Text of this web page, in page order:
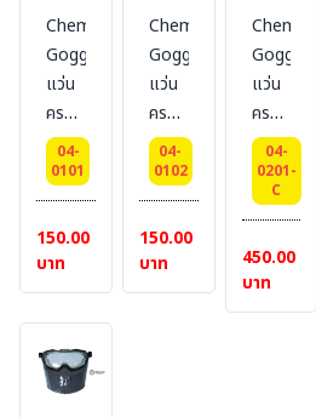
Chem
Goggle01
แว่น
ครอบ
ตา
เลนส์
ใส
ป้องกัน
ฝ้า
สาร
เคมี
ไม่มี
วาล์ว
04-
0101
150.00
บาท
Chem
Goggle02
แว่น
ครอบ
ตา
เลนส์
ใส
ป้องกัน
ฝ้า
สาร
04-
0102
150.00
บาท
Chem
Goggle13
แว่น
ครอบ
ตา
เลนส์
ใส
ป้องกัน
ฝ้า
สาร
เคมี
04-
0201-
C
450.00
บาท